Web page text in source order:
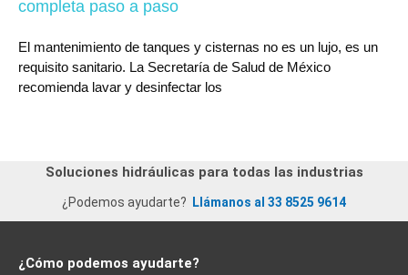
completa paso a paso
El mantenimiento de tanques y cisternas no es un lujo, es un
requisito sanitario. La Secretaría de Salud de México
recomienda lavar y desinfectar los
Soluciones hidráulicas para todas las industrias
¿Podemos ayudarte? Llámanos al 33 8525 9614
¿Cómo podemos ayudarte?